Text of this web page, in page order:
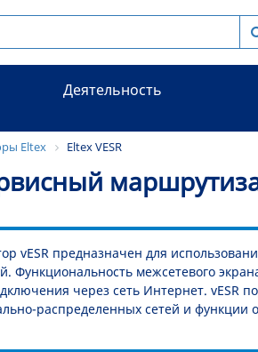
Деятельность
Eltex Eltex VESR
vESR предназначен для
Функциональность межсетевого
через сеть Интернет.
распределенных сетей и функции